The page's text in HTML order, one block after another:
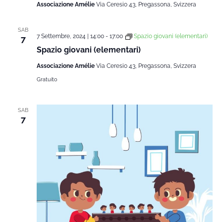
Associazione Amélie Via Ceresio 43, Pregassona, Svizzera
SAB
7
Spazio giovani (elementari)
7 Settembre, 2024 | 14:00- 17:00 Spazio giovani (elementari)
Associazione Amélie Via Ceresio 43, Pregassona, Svizzera
Gratuito
SAB
7